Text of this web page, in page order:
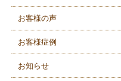
お客様の声
お客様症例
お知らせ